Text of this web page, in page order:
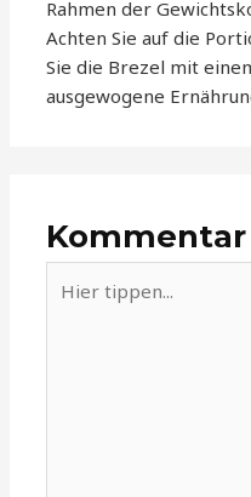
Rahmen der
Achten Sie auf die
Sie die Brezel mit
ausgewogene
tippen...